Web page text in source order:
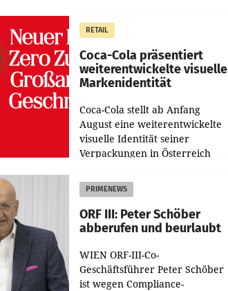
Der Umsatz stieg im Vergleich
zur Vorjahresperiode
RETAIL
Coca-Cola präsentiert
weiterentwickelte visuelle
Markenidentität
Coca-Cola stellt ab Anfang
August eine weiterentwickelte
visuelle Identität seiner
Verpackungen in Österreich
Redesigns stehen zentrale
Gestaltungselemente
PRIMENEWS
ORF III: Peter Schöber
abberufen und beurlaubt
WIEN ORF-III-Co-
Geschäftsführer Peter Schöber
ist wegen Compliance-